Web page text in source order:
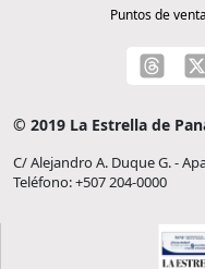
Puntos de venta
© 2019 La Estrella de
C/ Alejandro A. Duque G. -
Teléfono: +507 204-0000